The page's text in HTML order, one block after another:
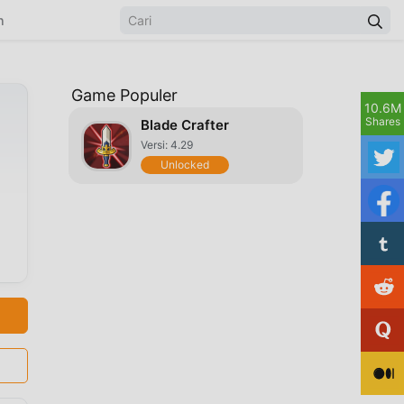
Game Populer
Blade Crafter
Versi: 4.29
Unlocked
10.6M
Shares